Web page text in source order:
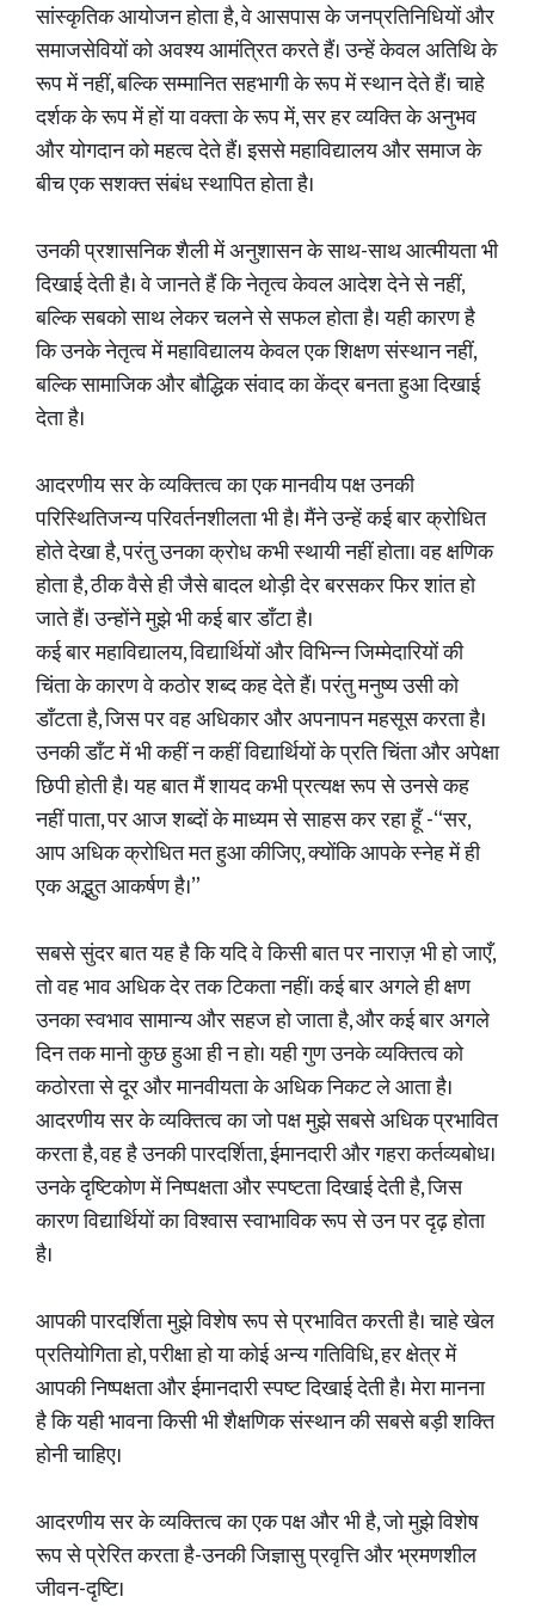
सांस्कृतिक आयोजन होता है, वे आसपास के जनप्रतिनिधियों और
समाजसेवियों को अवश्य आमंत्रित करते हैं। उन्हें केवल अतिथि के
रूप में नहीं, बल्कि सम्मानित सहभागी के रूप में स्थान देते हैं। चाहे
दर्शक के रूप में हों या वक्ता के रूप में, सर हर व्यक्ति के अनुभव
और योगदान को महत्व देते हैं। इससे महाविद्यालय और समाज के
बीच एक सशक्त संबंध स्थापित होता है।
उनकी प्रशासनिक शैली में अनुशासन के साथ-साथ आत्मीयता भी
दिखाई देती है। वे जानते हैं कि नेतृत्व केवल आदेश देने से नहीं,
बल्कि सबको साथ लेकर चलने से सफल होता है। यही कारण है
कि उनके नेतृत्व में महाविद्यालय केवल एक शिक्षण संस्थान नहीं,
बल्कि सामाजिक और बौद्धिक संवाद का केंद्र बनता हुआ दिखाई
देता है।
आदरणीय सर के व्यक्तित्व का एक मानवीय पक्ष उनकी
परिस्थितिजन्य परिवर्तनशीलता भी है। मैंने उन्हें कई बार क्रोधित
होते देखा है, परंतु उनका क्रोध कभी स्थायी नहीं होता। वह क्षणिक
होता है, ठीक वैसे ही जैसे बादल थोड़ी देर बरसकर फिर शांत हो
जाते हैं। उन्होंने मुझे भी कई बार डाँटा है।
कई बार महाविद्यालय, विद्यार्थियों और विभिन्न जिम्मेदारियों की
चिंता के कारण वे कठोर शब्द कह देते हैं। परंतु मनुष्य उसी को
डाँटता है, जिस पर वह अधिकार और अपनापन महसूस करता है।
उनकी डाँट में भी कहीं न कहीं विद्यार्थियों के प्रति चिंता और अपेक्षा
छिपी होती है। यह बात मैं शायद कभी प्रत्यक्ष रूप से उनसे कह
नहीं पाता, पर आज शब्दों के माध्यम से साहस कर रहा हूँ -“सर,
आप अधिक क्रोधित मत हुआ कीजिए, क्योंकि आपके स्नेह में ही
एक अद्भुत आकर्षण है।”
सबसे सुंदर बात यह है कि यदि वे किसी बात पर नाराज़ भी हो जाएँ,
तो वह भाव अधिक देर तक टिकता नहीं। कई बार अगले ही क्षण
उनका स्वभाव सामान्य और सहज हो जाता है, और कई बार अगले
दिन तक मानो कुछ हुआ ही न हो। यही गुण उनके व्यक्तित्व को
कठोरता से दूर और मानवीयता के अधिक निकट ले आता है।
आदरणीय सर के व्यक्तित्व का जो पक्ष मुझे सबसे अधिक प्रभावित
करता है, वह है उनकी पारदर्शिता, ईमानदारी और गहरा कर्तव्यबोध।
उनके दृष्टिकोण में निष्पक्षता और स्पष्टता दिखाई देती है, जिस
कारण विद्यार्थियों का विश्वास स्वाभाविक रूप से उन पर दृढ़ होता
है।
आपकी पारदर्शिता मुझे विशेष रूप से प्रभावित करती है। चाहे खेल
प्रतियोगिता हो, परीक्षा हो या कोई अन्य गतिविधि, हर क्षेत्र में
आपकी निष्पक्षता और ईमानदारी स्पष्ट दिखाई देती है। मेरा मानना
है कि यही भावना किसी भी शैक्षणिक संस्थान की सबसे बड़ी शक्ति
होनी चाहिए।
आदरणीय सर के व्यक्तित्व का एक पक्ष और भी है, जो मुझे विशेष
रूप से प्रेरित करता है-उनकी जिज्ञासु प्रवृत्ति और भ्रमणशील
जीवन-दृष्टि।